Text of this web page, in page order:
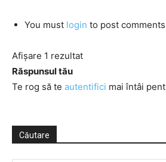
You must login to post comments
Afișare 1 rezultat
Răspunsul tău
Te rog să te autentifici mai întâi
Căutare